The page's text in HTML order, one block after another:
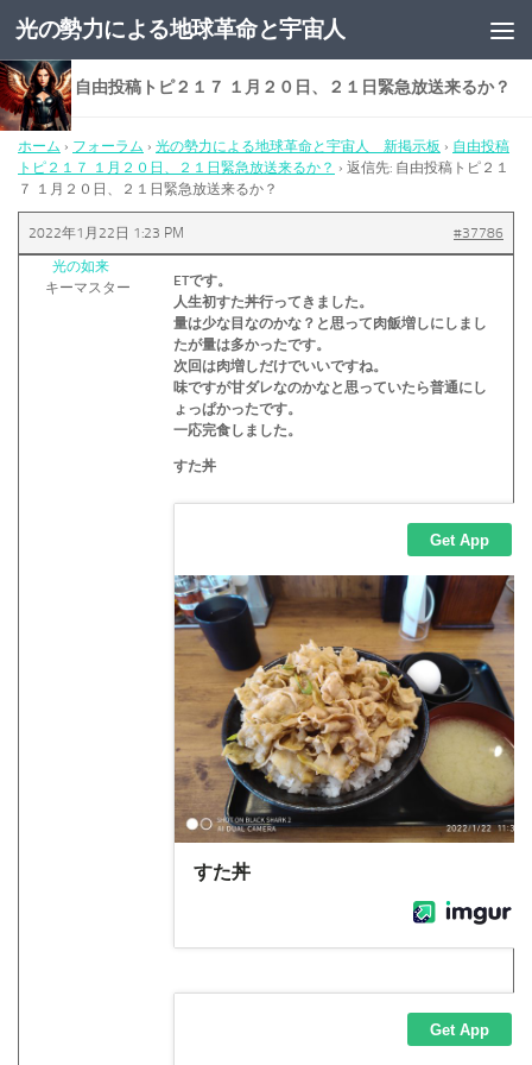
コンテンツへスキップ
光の勢力による地球革命と宇宙人
返信先: 自由投稿トピ２１７ １月２０日、２１日緊急放送来るか？
ホーム › フォーラム › 光の勢力による地球革命と宇宙人 新掲示板 › 自由投稿
トピ２１７ １月２０日、２１日緊急放送来るか？ › 返信先: 自由投稿トピ２１
７ １月２０日、２１日緊急放送来るか？
2022年1月22日 1:23 PM
#37786
光の如来
キーマスター
ETです。
人生初すた丼行ってきました。
量は少な目なのかな？と思って肉飯増しにしまし
たが量は多かったです。
次回は肉増しだけでいいですね。
味ですが甘ダレなのかなと思っていたら普通にし
ょっぱかったです。
一応完食しました。
すた丼